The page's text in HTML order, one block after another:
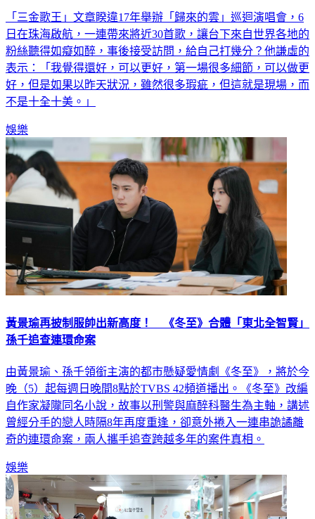
「三金歌王」文章睽違17年舉辦「歸來的雲」巡迴演唱會，6
日在珠海啟航，一連帶來將近30首歌，讓台下來自世界各地的
粉絲聽得如癡如醉，事後接受訪問，給自己打幾分？他謙虛的
表示：「我覺得還好，可以更好，第一場很多細節，可以做更
好，但是如果以昨天狀況，雖然很多瑕疵，但這就是現場，而
不是十全十美。」
娛樂
黃景瑜再披制服帥出新高度！ 《冬至》合體「東北全智賢」
孫千追查連環命案
由黃景瑜、孫千領銜主演的都市懸疑愛情劇《冬至》，將於今
晚（5）起每週日晚間8點於TVBS 42頻道播出。《冬至》改編
自作家凝隴同名小說，故事以刑警與麻醉科醫生為主軸，講述
曾經分手的戀人時隔8年再度重逢，卻意外捲入一連串詭譎離
奇的連環命案，兩人攜手追查跨越多年的案件真相。
娛樂